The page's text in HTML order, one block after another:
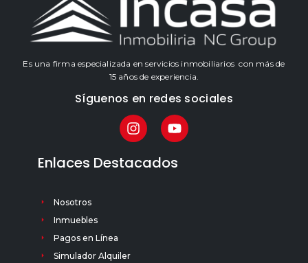
Es una firma especializada en servicios inmobiliarios con más de
15 años de experiencia.
Síguenos en redes sociales
Enlaces Destacados
Nosotros
Inmuebles
Pagos en Línea
Simulador Alquiler